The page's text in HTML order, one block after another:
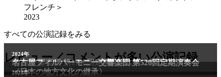
フレンチ＞
2023
すべての公演記録をみる
レビュー／コメントが多い公演記録